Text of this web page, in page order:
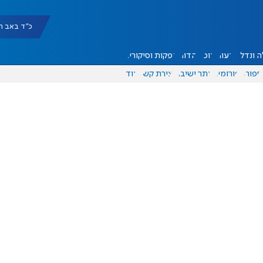
כ"ד באב תשפ"ו
ונדל"ן דעות אוכל יהדות הפקות וסיקורים
ספורט פורומים אתר ישיבה יצירת קשר עוד